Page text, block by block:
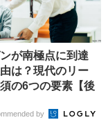
が南極点に到達
は？現代のリー
の6つの要素【後
by